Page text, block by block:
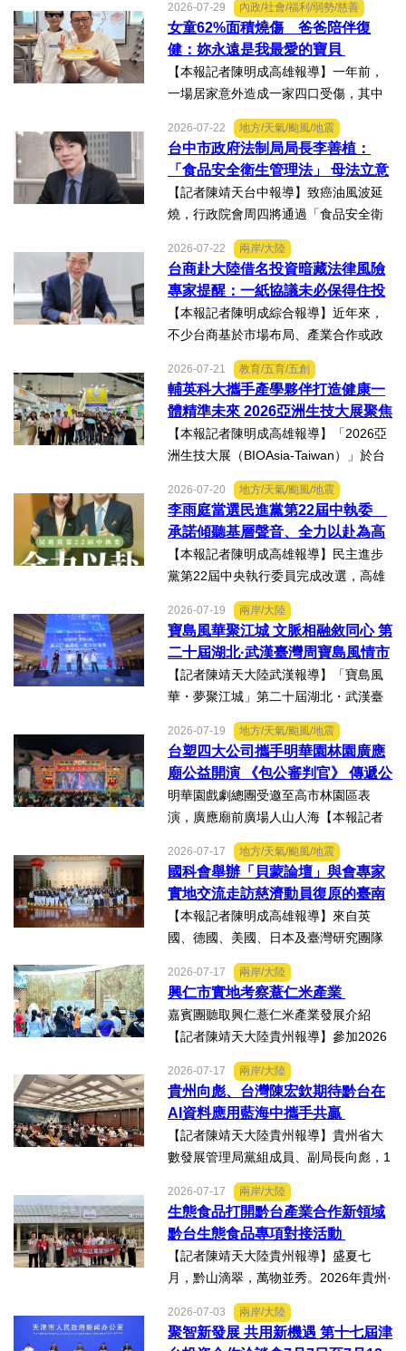
賽」及「2026WBAGlobalTripleChallen
ge全球美學現場賽」，展現紮實專業實
力，師生聯手勇奪四金、...
2026-07-29 內政/社會/福利/弱勢/慈善
女童62%面積燒傷 爸爸陪伴復
健：妳永遠是我最愛的寶貝
【本報記者陳明成高雄報導】一年前，
一場居家意外造成一家四口受傷，其中
燒傷，在加護病房搶救超過兩個月，並
歷經在陽光基金會近一年的漫長復復健
及陪伴下，芸芸將於八月重返...
2026-07-22 地方/天氣/颱風/地震
台中市政府法制局局長李善植：
「食品安全衛生管理法」 母法立意
良善但子法標準過於寬鬆、處罰欠
缺嚇阻力、第一線缺乏足夠的人力
【記者陳靖天台中報導】致癌油風波延
燒，行政院會周四將通過「食品安全衛
說明十大修法重點，其中增訂地方主管
機關風險導向查核機制、強化業者異常
通報責任及加重通報不實處...
2026-07-22 兩岸/大陸
台商赴大陸借名投資暗藏法律風險
專家提醒：一紙協議未必保得住投
資權益
【本報記者陳明成綜合報導】近年來，
不少台商基於市場布局、產業合作或政
陸。然而，看似便利的投資模式，卻可
能隱藏股權歸屬、投資收益、經營控制
權及法律責任等風險，一旦...
2026-07-21 教育/五育/五創
輔英科大攜手產學夥伴打造健康一
體精準未來 2026亞洲生技大展聚焦
精準健康創新實力
【本報記者陳明成高雄報導】「2026亞
洲生技大展（BIOAsia-Taiwan）」於台
研發長葉耀宗率團隊以「健康一體．精
準未來」為主題參展，展現產學合作夥
伴展示精準健康、生物科...
2026-07-20 地方/天氣/颱風/地震
李雨庭當選民進黨第22屆中執委
承諾傾聽基層聲音、全力以赴為高
雄與台灣努力
【本報記者陳明成高雄報導】民主進步
黨第22屆中央執行委員完成改選，高雄
表示，能夠獲得黨內同志的肯定與支
持，深感榮幸，也肩負更重大的責任，
未來將秉持初心，做好黨與地...
2026-07-19 兩岸/大陸
寶島風華聚江城 文脈相融敘同心 第
二十屆湖北·武漢臺灣周寶島風情市
集暨文化交流之夜在漢溫情上演
【記者陳靖天大陸武漢報導】「寶島風
華・夢聚江城」第二十屆湖北・武漢臺
16日晚上在武漢武商夢時代一樓中庭溫
情上演，歌聲文脈聯結兩地，這場融美
食、文創、歌舞、匠人分享...
2026-07-19 地方/天氣/颱風/地震
台塑四大公司攜手明華園林園廣應
廟公益開演 《包公審判官》 傳遞公
義與自省精神
明華園戲劇總團受邀至高市林園區表
演，廣應廟前廣場人山人海【本報記者
台塑石化等四大公司邀請由當家小生孫
翠鳳領軍的明華園戲劇總團，周末晚在
高雄市林園區廣應廟公益演...
2026-07-17 地方/天氣/颱風/地震
國科會舉辦「貝蒙論壇」與會專家
實地交流走訪慈濟動員復原的臺南
楠西地震及丹娜絲風災區
【本報記者陳明成高雄報導】來自英
國、德國、美國、日本及臺灣研究團隊
科會舉辦的「貝蒙論壇」，實地交流活
動走訪臺南楠西地震及丹娜絲風災區，
慈濟動員資金與萬人次的復原...
2026-07-17 兩岸/大陸
興仁市實地考察薏仁米產業
嘉賓團聽取興仁薏仁米產業發展介紹
【記者陳靖天大陸貴州報導】參加2026
色產業助力鄉村振興對接會的臺灣嘉賓
組團，7月15日，到興仁市實地考察，深
入調研興仁薏仁米...
2026-07-17 兩岸/大陸
貴州向彪、台灣陳宏欽期待黔台在
AI資料應用藍海中攜手共贏
【記者陳靖天大陸貴州報導】貴州省大
數發展管理局黨組成員、副局長向彪，1
作懇談會黔台大數據與人工智能產業對
接會上表示，召開黔台大數據與人工智
能產業對接會，旨在搭建兩...
2026-07-17 兩岸/大陸
生態食品打開黔台產業合作新領域
黔台生態食品專項對接活動
【記者陳靖天大陸貴州報導】盛夏七
月，黔山滴翠，萬物並秀。2026年貴州·
品專項對接活動」於7月13日至16日舉
行。近30名台商代表跨海而來，踏訪貴
2026-07-03 兩岸/大陸
聚智新發展 共用新機遇 第十七屆津